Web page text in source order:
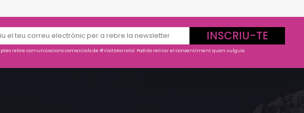
INSCRIU-TE
rebre comunicacions comercials de #VisitMarratxí. Podràs retirar el consentiment quan vulguis.